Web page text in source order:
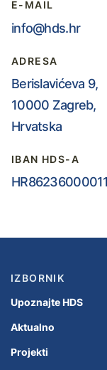
E-MAIL
info@hds.hr
ADRESA
Berislavićeva 9,
10000 Zagreb,
Hrvatska
IBAN HDS-A
IZBORNIK
Upoznajte HDS
Aktualno
Projekti